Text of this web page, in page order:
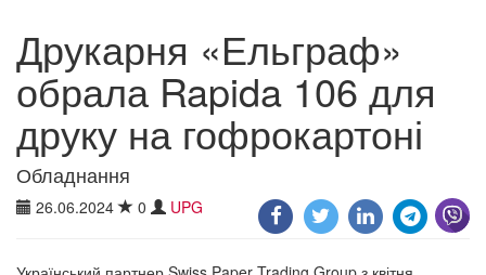
Друкарня «Ельграф»
обрала Rapida 106 для
друку на гофрокартоні
Обладнання
26.06.2024 0 UPG